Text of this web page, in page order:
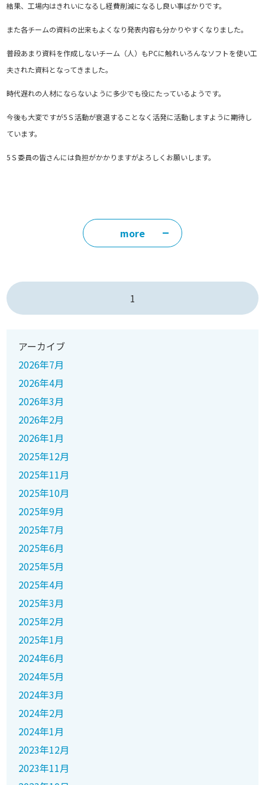
結果、工場内はきれいになるし経費削減になるし良い事ばかりです。
また各チームの資料の出来もよくなり発表内容も分かりやすくなりました。
普段あまり資料を作成しないチーム（人）もPCに触れいろんなソフトを使い工
夫された資料となってきました。
時代遅れの人材にならないように多少でも役にたっているようです。
今後も大変ですが5Ｓ活動が衰退することなく活発に活動しますように期待し
ています。
5Ｓ委員の皆さんには負担がかかりますがよろしくお願いします。
more
1
アーカイブ
2026年7月
2026年4月
2026年3月
2026年2月
2026年1月
2025年12月
2025年11月
2025年10月
2025年9月
2025年7月
2025年6月
2025年5月
2025年4月
2025年3月
2025年2月
2025年1月
2024年6月
2024年5月
2024年3月
2024年2月
2024年1月
2023年12月
2023年11月